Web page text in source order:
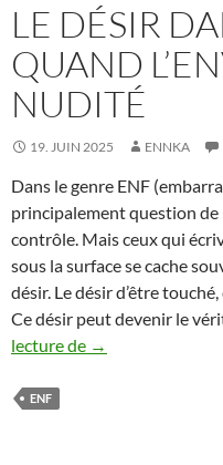
LE DÉSIR
QUAND
NUDITÉ
19. JUIN 2025 ENNKA
Dans le genre ENF
principalement question
contrôle. Mais ceux qui
sous la surface se cache
désir. Le désir d’être
Ce désir peut devenir le
lecture de Le
→
ENF